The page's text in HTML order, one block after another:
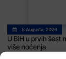
8 Augusta, 2026
U BiH u prvih šest
više noćenja